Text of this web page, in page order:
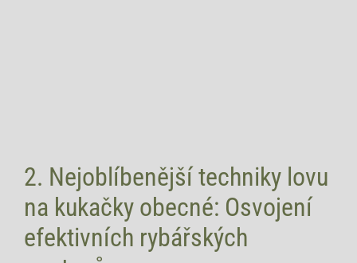
2. Nejoblíbenější techniky lovu
na kukačky obecné: Osvojení
efektivních rybářských